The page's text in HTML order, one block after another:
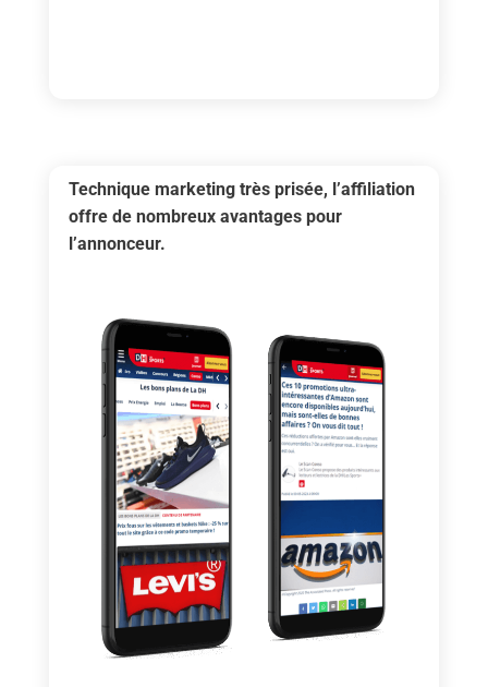
Technique marketing très prisée, l’affiliation
offre de nombreux avantages pour
l’annonceur.